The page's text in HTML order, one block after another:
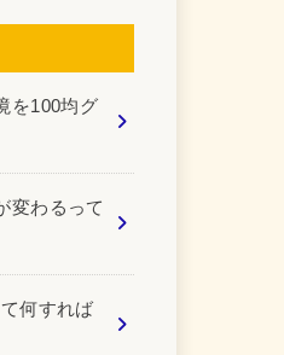
を100均グ
変わるって
何すれば